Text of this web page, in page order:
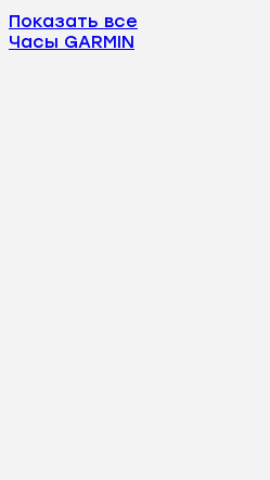
Показать все
Часы GARMIN